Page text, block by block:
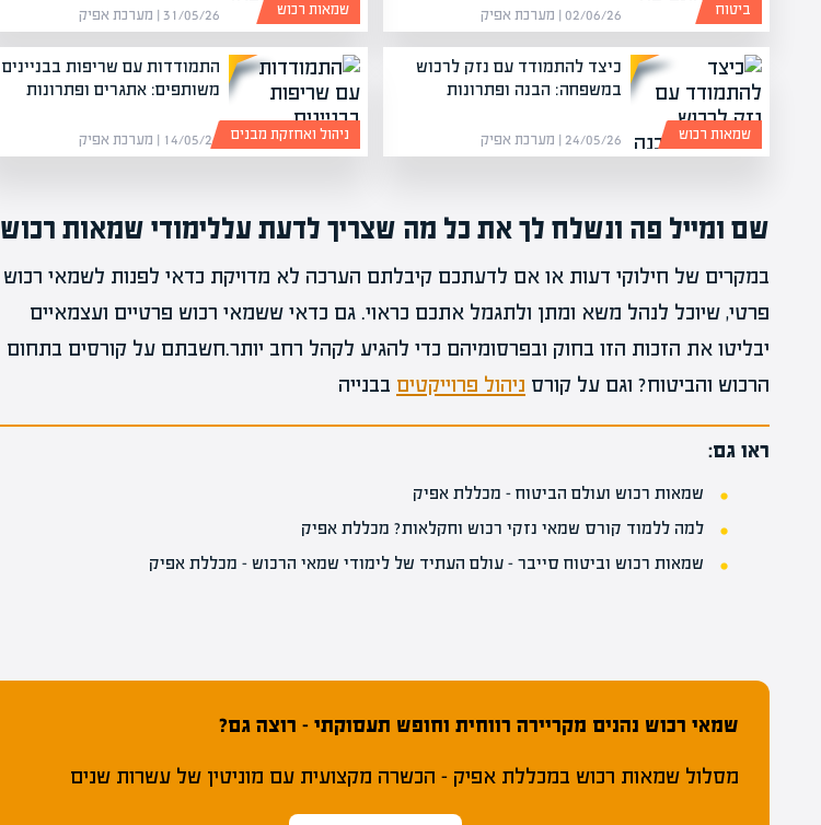
02/06/26 | מערכת אפיק ביטוח 31/05/26 | מערכת אפיק שמאות רכוש
כיצד להתמודד עם נזק לרכוש
במשפחה: הבנה ופתרונות
24/05/26 | מערכת אפיק שמאות רכוש
התמודדות עם שריפות בבניינים
משותפים: אתגרים ופתרונות
14/05/26 | מערכת אפיק ניהול ואחזקת מבנים
שם ומייל פה ונשלח לך את כל מה שצריך לדעת עללימודי שמאות רכוש
במקרים של חילוקי דעות או אם לדעתכם קיבלתם הערכה לא מדויקת כדאי לפנות לשמאי רכוש
פרטי, שיוכל לנהל משא ומתן ולתגמל אתכם כראוי. גם כדאי ששמאי רכוש פרטיים ועצמאיים
יבליטו את הזכות הזו בחוק ובפרסומיהם כדי להגיע לקהל רחב יותר.חשבתם על קורסים בתחום
הרכוש והביטוח? וגם על קורס ניהול פרוייקטים בבנייה
ראו גם:
שמאות רכוש ועולם הביטוח – מכללת אפיק
למה ללמוד קורס שמאי נזקי רכוש וחקלאות? מכללת אפיק
שמאות רכוש וביטוח סייבר – עולם העתיד של לימודי שמאי הרכוש – מכללת אפיק
שמאי רכוש נהנים מקריירה רווחית וחופש תעסוקתי – רוצה גם?
מסלול שמאות רכוש במכללת אפיק – הכשרה מקצועית עם מוניטין של עשרות שנים